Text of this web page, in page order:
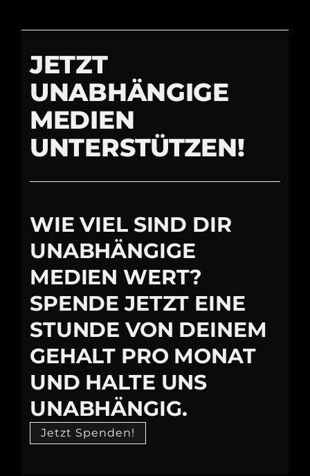
JETZT
UNABHÄNGIGE
MEDIEN
UNTERSTÜTZEN!
WIE VIEL SIND DIR
UNABHÄNGIGE
MEDIEN WERT?
SPENDE JETZT EINE
STUNDE VON DEINEM
GEHALT PRO MONAT
UND HALTE UNS
UNABHÄNGIG.
Jetzt Spenden!